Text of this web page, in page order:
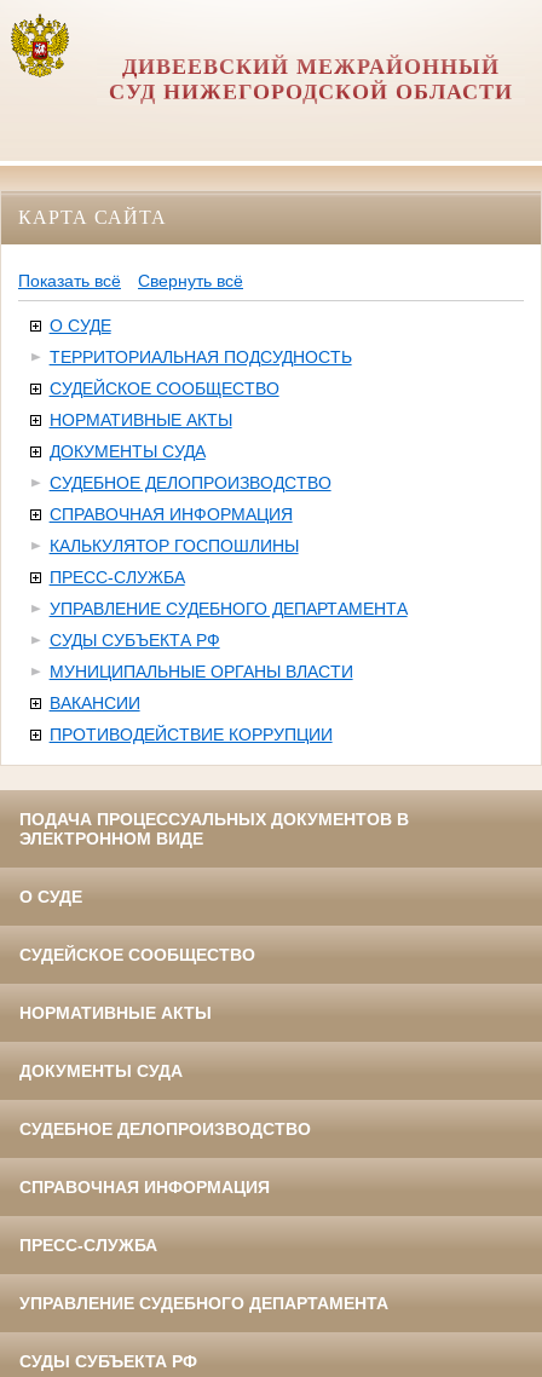
ДИВЕЕВСКИЙ МЕЖРАЙОННЫЙ
СУД НИЖЕГОРОДСКОЙ ОБЛАСТИ
КАРТА САЙТА
Показать всё Свернуть всё
О СУДЕ
ТЕРРИТОРИАЛЬНАЯ ПОДСУДНОСТЬ
СУДЕЙСКОЕ СООБЩЕСТВО
НОРМАТИВНЫЕ АКТЫ
ДОКУМЕНТЫ СУДА
СУДЕБНОЕ ДЕЛОПРОИЗВОДСТВО
СПРАВОЧНАЯ ИНФОРМАЦИЯ
КАЛЬКУЛЯТОР ГОСПОШЛИНЫ
ПРЕСС-СЛУЖБА
УПРАВЛЕНИЕ СУДЕБНОГО ДЕПАРТАМЕНТА
СУДЫ СУБЪЕКТА РФ
МУНИЦИПАЛЬНЫЕ ОРГАНЫ ВЛАСТИ
ВАКАНСИИ
ПРОТИВОДЕЙСТВИЕ КОРРУПЦИИ
ПОДАЧА ПРОЦЕССУАЛЬНЫХ ДОКУМЕНТОВ В
ЭЛЕКТРОННОМ ВИДЕ
О СУДЕ
СУДЕЙСКОЕ СООБЩЕСТВО
НОРМАТИВНЫЕ АКТЫ
ДОКУМЕНТЫ СУДА
СУДЕБНОЕ ДЕЛОПРОИЗВОДСТВО
СПРАВОЧНАЯ ИНФОРМАЦИЯ
ПРЕСС-СЛУЖБА
УПРАВЛЕНИЕ СУДЕБНОГО ДЕПАРТАМЕНТА
СУДЫ СУБЪЕКТА РФ